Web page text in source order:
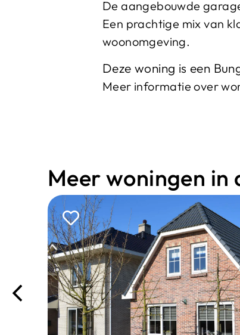
De aangebouwde
Een prachtige mix van
woonomgeving.
Deze woning is een
Meer informatie over
Meer woningen in